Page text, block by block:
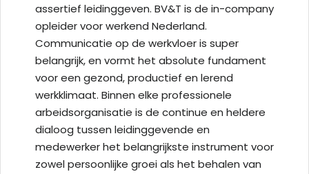
assertief leidinggeven. BV&T is de in-company
opleider voor werkend Nederland.
Communicatie op de werkvloer is super
belangrijk, en vormt het absolute fundament
voor een gezond, productief en lerend
werkklimaat. Binnen elke professionele
arbeidsorganisatie is de continue en heldere
dialoog tussen leidinggevende en
medewerker het belangrijkste instrument voor
zowel persoonlijke groei als het behalen van